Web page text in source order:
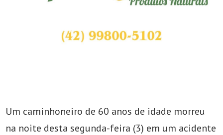
Um caminhoneiro de 60 anos de idade morreu
na noite desta segunda-feira (3) em um acidente